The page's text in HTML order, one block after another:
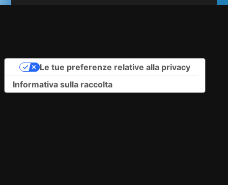
Informativa sulla raccolta
Le tue preferenze relative alla privacy